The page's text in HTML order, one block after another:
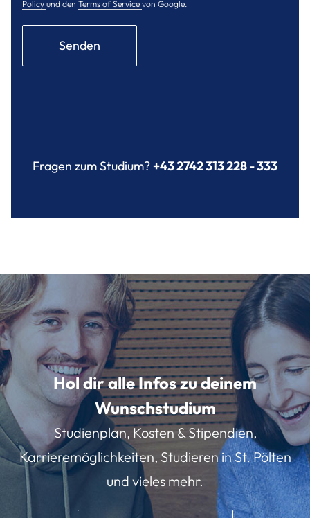
Policy und den Terms of Service von Google.
Senden
Fragen zum Studium?+43 2742 313 228 - 333
Hol dir alle Infos zu deinem
Wunschstudium
Studienplan, Kosten & Stipendien,
Karrieremöglichkeiten, Studieren in St. Pölten
und vieles mehr.